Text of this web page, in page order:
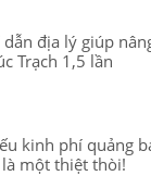
dẫn địa lý giúp
Trạch 1,5 lần
kinh phí quảng
một thiệt thòi!